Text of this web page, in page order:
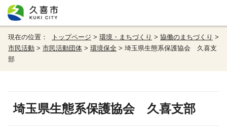
現在の位置： トップページ > 環境・まちづくり > 協働のまちづくり >
市民活動 > 市民活動団体 > 環境保全 > 埼玉県生態系保護協会 久喜支
部
埼玉県生態系保護協会 久喜支部